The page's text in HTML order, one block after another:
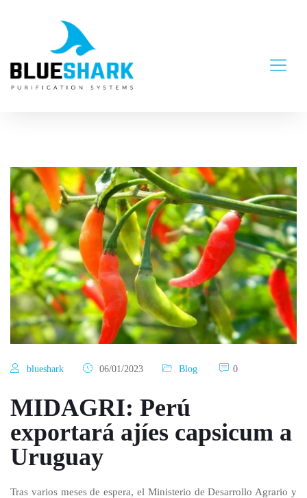
blueshark 06/01/2023 Blog 0
MIDAGRI: Perú
exportará ajíes capsicum a
Uruguay
Tras varios meses de espera, el Ministerio de Desarrollo Agrario y